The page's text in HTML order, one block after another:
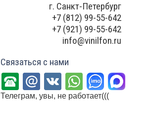
г. Санкт-Петербург
+7 (812) 99-55-642
+7 (921) 99-55-642
info@vinilfon.ru
Связаться с нами
Телеграм, увы, не работает(((